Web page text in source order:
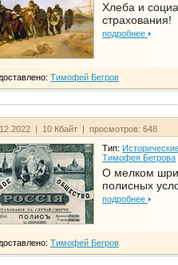
Хлеба и
страхования!
подробнее
Тимофей Бегров
| 10 Кбайт | просмотров: 648
Тип:
Тимофея Бегрова
О мелком
полисных
подробнее
Тимофей Бегров